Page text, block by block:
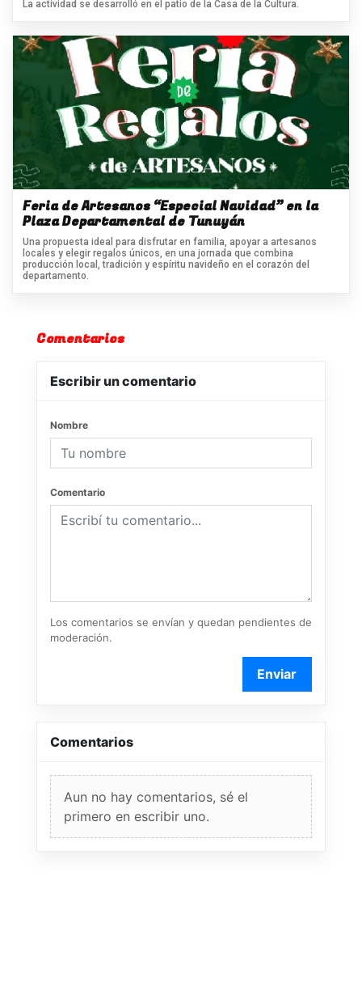
La actividad se desarrolló en el patio de la Casa de la Cultura.
Feria de Artesanos “Especial Navidad” en la
Plaza Departamental de Tunuyán
Una propuesta ideal para disfrutar en familia, apoyar a artesanos
locales y elegir regalos únicos, en una jornada que combina
producción local, tradición y espíritu navideño en el corazón del
departamento.
Comentarios
Escribir un comentario
Nombre
Comentario
Los comentarios se envían y quedan pendientes de
moderación.
Enviar
Comentarios
Aun no hay comentarios, sé el
primero en escribir uno.